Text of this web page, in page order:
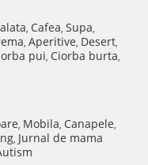
, Cafea, Supa,
, Aperitive, Desert,
pui, Ciorba burta,
, Mobila, Canapele,
, Jurnal de mama